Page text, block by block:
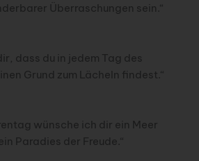
Überraschungen sein.“
dass du in jedem Tag des
Grund zum Lächeln findest.“
wünsche ich dir ein Meer
Paradies der Freude.“